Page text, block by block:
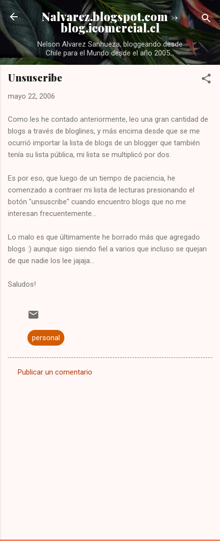
Ir al contenido principal
Nalvarez.blogspot.com ->
blog.icomercial.cl
Nelson Alvarez Sanhueza, bloggeando desde
Chile para el Mundo desde el año 2005...
Unsuscribe
mayo 22, 2006
Como les he contado anteriormente, leo una gran cantidad de
blogs a través de bloglines, y más encima desde que se me
ocurrió importar la lista de blogs de un blogger que también
tenía su lista pública, mi lista se multiplicó por dos.
Es por eso, que luego de un tiempo de paciencia, he
comenzado a contraer mi lista de lecturas presionando el
botón "unsuscribe" cuando encuentro blogs que no me
interesan frecuentemente...
Lo malo es que últimamente he borrado más que agregado
blogs :) aunque sigo siendo fiel a varios que incluso se quejan
de que nadie los lee jajaja...
Saludos!
personal
Publicar un comentario